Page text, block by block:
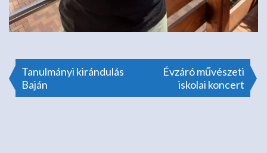
Bejegyzés
Tanulmányi kirándulás
Baján
Évzáró művészeti
iskolai koncert